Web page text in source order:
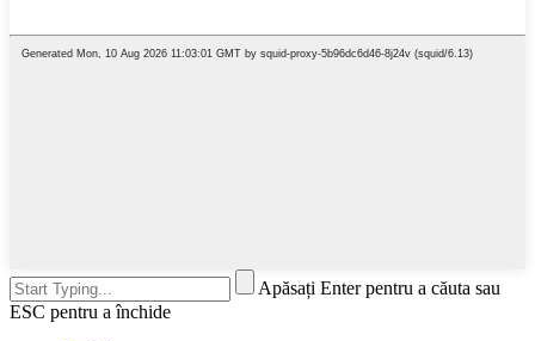
Apăsați Enter pentru a căuta sau
ESC pentru a închide